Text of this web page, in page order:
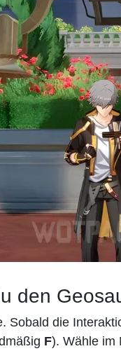
den
Sobald die
F). Wähle im